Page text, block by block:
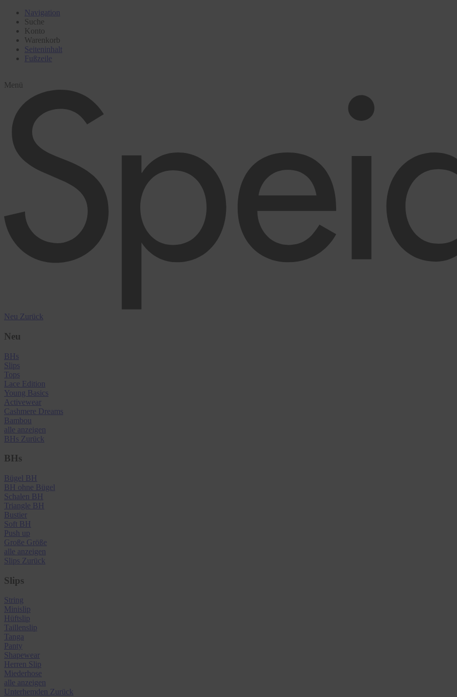
Navigation
Suche
Konto
Warenkorb
Seiteninhalt
Fußzeile
Menü
Neu Zurück
Neu
BHs
Slips
Tops
Lace Edition
Young Basics
Activewear
Cashmere Dreams
Bambou
alle anzeigen
BHs Zurück
BHs
Bügel BH
BH ohne Bügel
Schalen BH
Triangle BH
Bustier
Soft BH
Push up
Große Größe
alle anzeigen
Slips Zurück
Slips
String
Minislip
Hüftslip
Taillenslip
Tanga
Panty
Shapewear
Herren Slip
Miederhose
alle anzeigen
Unterhemden Zurück